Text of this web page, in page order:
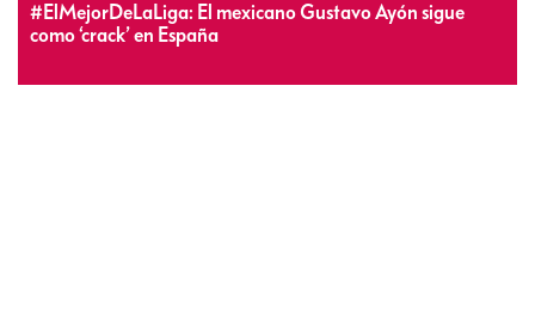
#ElMejorDeLaLiga: El mexicano Gustavo Ayón sigue
como ‘crack’ en España